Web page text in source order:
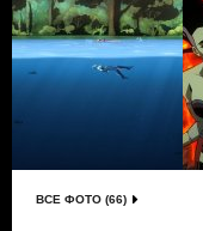
ВСЕ ФОТО (66)